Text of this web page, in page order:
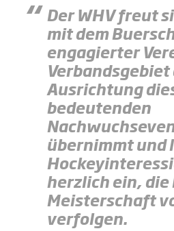
Der WHV freut
mit dem
engagierter
Verbandsgebiet
Ausrichtung
bedeutenden
übernimmt und
herzlich ein, die
Meisterschaft
verfolgen.